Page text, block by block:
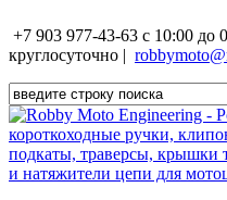
+7 903 977-43-63 с 10:00 до
круглосуточно |